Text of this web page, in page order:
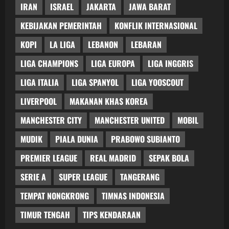
IRAN ISRAEL JAKARTA
JAWA BARAT
KEBIJAKAN PEMERINTAH
KONFLIK INTERNASIONAL
KOPI
LA LIGA LEBANON
LEBARAN
LIGA CHAMPIONS
LIGA EUROPA
LIGA INGGRIS
LIGA ITALIA
LIGA SPANYOL
LIGA YOOSCOUT
LIVERPOOL
MAKANAN KHAS KOREA
MANCHESTER CITY
MANCHESTER UNITED
MOBIL
MUDIK
PIALA DUNIA
PRABOWO SUBIANTO
PREMIER LEAGUE
REAL MADRID
SEPAK BOLA
SERIE A
SUPER LEAGUE
TANGERANG
TEMPAT NONGKRONG
TIMNAS INDONESIA
TIMUR TENGAH
TIPS KENDARAAN